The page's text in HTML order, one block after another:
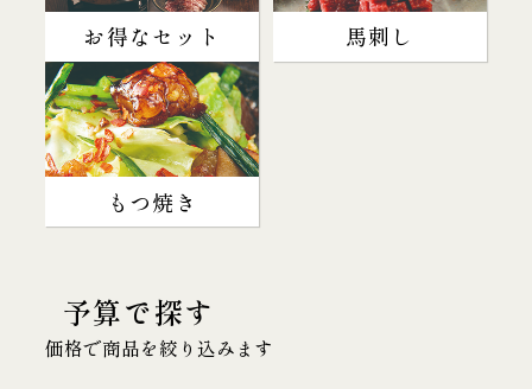
お得なセット 馬刺し
もつ焼き
予算で探す
価格で商品を絞り込みます